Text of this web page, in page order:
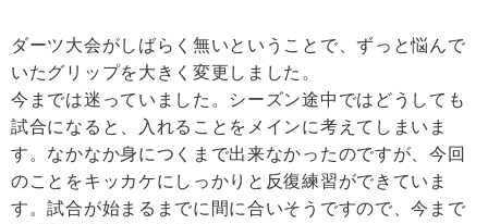
ダーツ大会がしばらく無いということで、ずっと悩んで
いたグリップを大きく変更しました。
今までは迷っていました。シーズン途中ではどうしても
試合になると、入れることをメインに考えてしまいま
す。なかなか身につくまで出来なかったのですが、今回
のことをキッカケにしっかりと反復練習ができていま
す。試合が始まるまでに間に合いそうですので、今まで